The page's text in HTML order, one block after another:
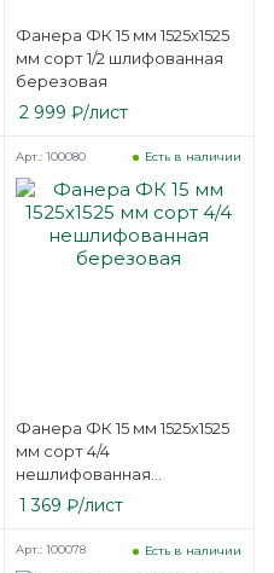
Фанера ФК 15 мм 1525х1525
мм сорт 1/2 шлифованная
березовая
2 999 ₽/лист
Фанера ФК 15 мм 1525х1525
мм сорт 4/4
нешлифованная
березовая
Есть в наличии
Арт.: 100080
1 369 ₽/лист
Есть в наличии
Арт.: 100078